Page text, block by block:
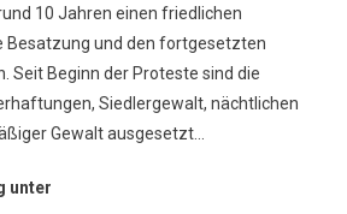
10 Jahren einen friedlichen
Besatzung und den fortgesetzten
Seit Beginn der Proteste sind die
Siedlergewalt, nächtlichen
Gewalt ausgesetzt…
unter